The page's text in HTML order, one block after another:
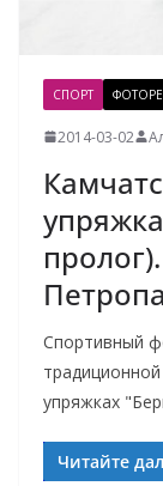
СПОРТ
2014-03-02
Спортивный
упряжках
Читайте